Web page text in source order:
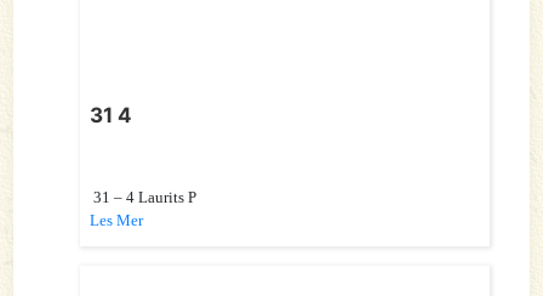
31 4
31 – 4 Laurits P
Les Mer